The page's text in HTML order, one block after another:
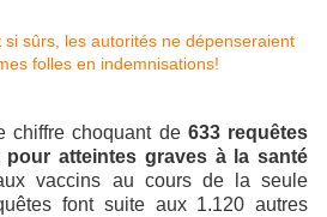
chiffre choquant de 633 requêtes
pour atteintes graves à la santé
vaccins au cours de la seule
font suite aux 1.120 autres